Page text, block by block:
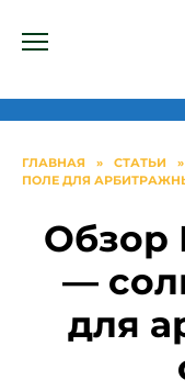
ГЛАВНАЯ » СТАТЬИ »
ПОЛЕ ДЛЯ
Обзор
—
для